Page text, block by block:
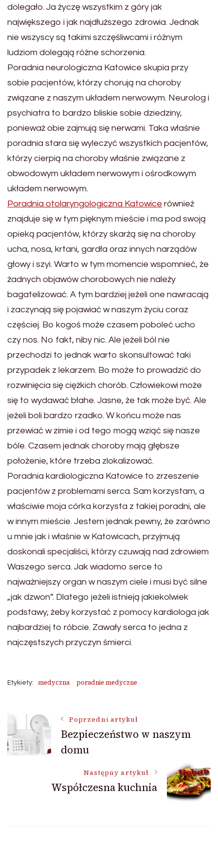
dolegało. Ja życzę wszystkim z góry jak
największego i jak najdłuższego zdrowia. Jednak
nie wszyscy są takimi szczęśliwcami i różnym
ludziom dolegają różne schorzenia.
Poradnia neurologiczna Katowice skupia przy
sobie pacjentów, którzy chorują na choroby
związane z naszym układem nerwowym. Neurolog i
psychiatra to bardzo bliskie sobie dziedziny,
ponieważ obie zajmują się nerwami. Taka właśnie
poradnia stara się wyleczyć wszystkich pacjentów,
którzy cierpią na choroby właśnie związane z
obwodowym układem nerwowym i ośrodkowym
układem nerwowym.
Poradnia otolaryngologiczna Katowice również
znajduje się w tym pięknym mieście i ma pod swoją
opieką pacjentów, którzy skarżą się na choroby
ucha, nosa, krtani, gardła oraz innych narządów
głowy i szyi. Warto w tym momencie wspomnieć, że
żadnych objawów chorobowych nie należy
bagatelizować. A tym bardziej jeżeli one nawracają
i zaczynają się pojawiać w naszym życiu coraz
częściej. Bo kogoś może czasem poboleć ucho
czy nos. No fakt, niby nic. Ale jeżeli ból nie
przechodzi to jednak warto skonsultować taki
przypadek z lekarzem. Bo może to prowadzić do
rozwinięcia się ciężkich chorób. Człowiekowi może
się to wydawać błahe. Jasne, że tak może być. Ale
jeżeli boli bardzo rzadko. W końcu może nas
przewiać w zimie i od tego mogą wziąć się nasze
bóle. Czasem jednak choroby mają głębsze
położenie, które trzeba zlokalizować.
Poradnia kardiologiczna Katowice to zrzeszenie
pacjentów z problemami serca. Sam korzystam, a
właściwie moja córka korzysta z takiej poradni, ale
w innym mieście. Jestem jednak pewny, że zarówno
u mnie jak i właśnie w Katowicach, przyjmują
doskonali specjaliści, którzy czuwają nad zdrowiem
Waszego serca. Jak wiadomo serce to
najważniejszy organ w naszym ciele i musi być silne
„jak dzwon”. Dlatego jeżeli istnieją jakiekolwiek
podstawy, żeby korzystać z pomocy kardiologa jak
najbardziej to róbcie. Zawały serca to jedna z
najczęstszych przyczyn śmierci.
Etykiety: medyczna poradnie medyczne
Nawigacja
wpisu
Poprzedni artykuł
Bezpieczeństwo w naszym
domu
Następny artykuł
Współczesna kuchnia